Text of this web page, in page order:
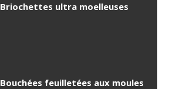
Briochettes ultra moelleuses
Bouchées feuilletées aux moules